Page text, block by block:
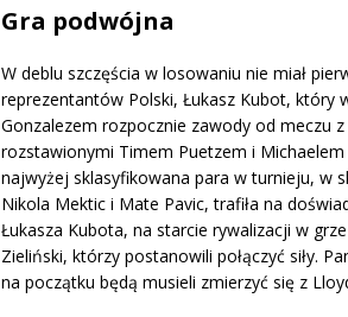
Gra podwójna
W deblu szczęścia w losowaniu nie miał
reprezentantów Polski, Łukasz Kubot, który
Gonzalezem rozpocznie zawody od meczu
rozstawionymi Timem Puetzem i Michaelem
najwyżej sklasyfikowana para w turnieju, w
Nikola Mektic i Mate Pavic, trafiła na
Łukasza Kubota, na starcie rywalizacji w
Zieliński, którzy postanowili połączyć siły.
na początku będą musieli zmierzyć się z